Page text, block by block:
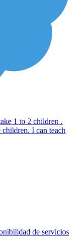
1 to 2 children .
I can teach
de servicios